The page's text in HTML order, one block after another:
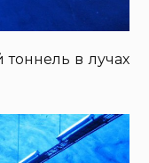
в лучах